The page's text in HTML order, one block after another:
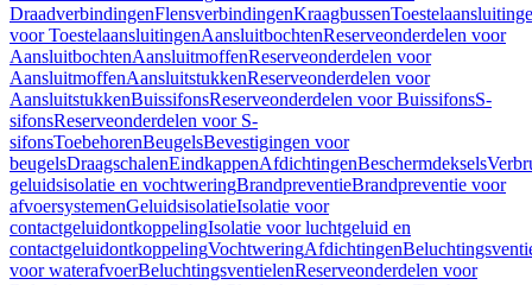
DraadverbindingenFlensverbindingenKraagbussen
voor ToestelaansluitingenAansluitbochtenReserveonderdelen voor
AansluitbochtenAansluitmoffenReserveonderdelen voor
AansluitmoffenAansluitstukkenReserveonderdelen voor
AansluitstukkenBuissifonsReserveonderdelen voor BuissifonsS-
sifonsReserveonderdelen voor S-
sifonsToebehorenBeugelsBevestigingen voor
beugelsDraagschalenEindkappenAfdichtingenBeschermdeksels
geluidsisolatie en vochtweringBrandpreventieBrandpreventie voor
afvoersystemenGeluidsisolatieIsolatie voor
contactgeluidontkoppelingIsolatie voor luchtgeluid en
contactgeluidontkoppelingVochtweringAfdichtingen
voor waterafvoerBeluchtingsventielenReserveonderdelen voor